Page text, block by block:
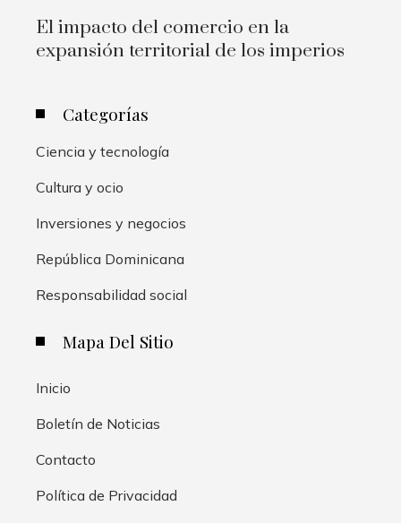
El impacto del comercio en la
expansión territorial de los imperios
Categorías
Ciencia y tecnología
Cultura y ocio
Inversiones y negocios
República Dominicana
Responsabilidad social
Mapa Del Sitio
Inicio
Boletín de Noticias
Contacto
Política de Privacidad